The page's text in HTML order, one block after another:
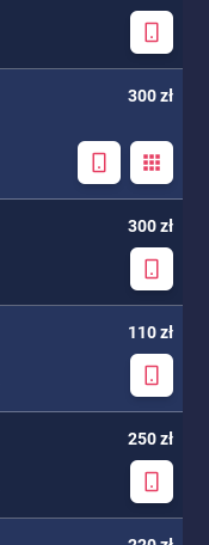
300 zł
300 zł
110 zł
250 zł